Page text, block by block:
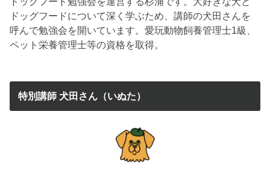
ドッグフードについて深く学ぶため、講師の犬田さんを
呼んで勉強会を開いています。愛玩動物飼養管理士1級、
ペット栄養管理士等の資格を取得。
特別講師 犬田さん（いぬた）